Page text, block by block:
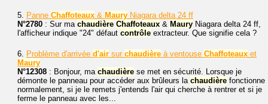
5. Panne Chaffoteaux & Maury Niagara delta 24 ff
N°2780 : Sur ma chaudière Chaffoteaux & Maury Niagara delta 24 ff,
l'afficheur indique "24" défaut contrôle extracteur. Que signifie cela ?
6. Problème d'arrivée d'air sur chaudière à ventouse Chaffoteaux et
Maury
N°12308 : Bonjour, ma chaudière se met en sécurité. Lorsque je
démonte le panneau pour accéder aux brûleurs la chaudière fonctionne
normalement, si je le remets j'entends l'air qui cherche à rentrer et si je
ferme le panneau avec les...